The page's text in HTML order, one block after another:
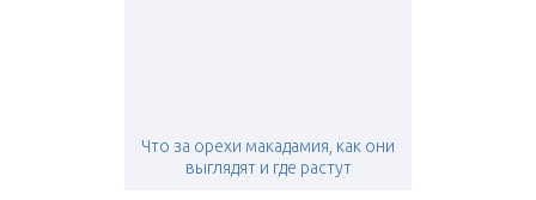
Что за орехи макадамия, как они
выглядят и где растут